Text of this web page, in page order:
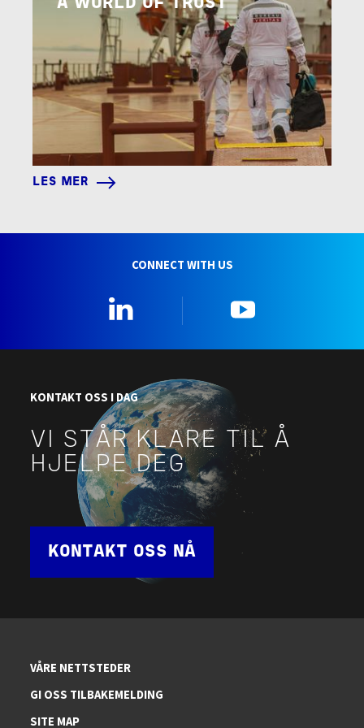
A WORLD OF TRUST
LES MER
CONNECT WITH US
KONTAKT OSS I DAG
VI STÅR KLARE TIL Å
HJELPE DEG
KONTAKT OSS NÅ
VÅRE NETTSTEDER
GI OSS TILBAKEMELDING
SITE MAP